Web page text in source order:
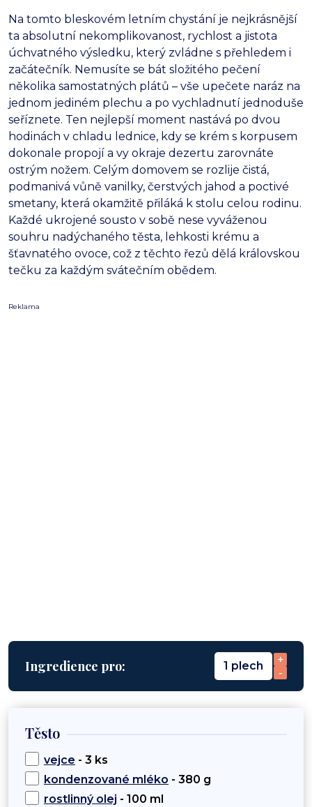
Na tomto bleskovém letním chystání je nejkrásnější
ta absolutní nekomplikovanost, rychlost a jistota
úchvatného výsledku, který zvládne s přehledem i
začátečník. Nemusíte se bát složitého pečení
několika samostatných plátů – vše upečete naráz na
jednom jediném plechu a po vychladnutí jednoduše
seříznete. Ten nejlepší moment nastává po dvou
hodinách v chladu lednice, kdy se krém s korpusem
dokonale propojí a vy okraje dezertu zarovnáte
ostrým nožem. Celým domovem se rozlije čistá,
podmanivá vůně vanilky, čerstvých jahod a poctivé
smetany, která okamžitě přiláká k stolu celou rodinu.
Každé ukrojené sousto v sobě nese vyváženou
souhru nadýchaného těsta, lehkosti krému a
šťavnatého ovoce, což z těchto řezů dělá královskou
tečku za každým svátečním obědem.
Reklama
Ingredience pro: 1 plech
+
-
Těsto
vejce - 3 ks
kondenzované mléko - 380 g
rostlinný olej - 100 ml